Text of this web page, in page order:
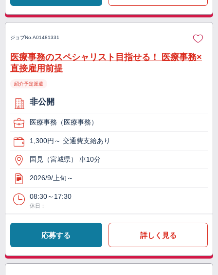
ジョブNo. A01481331
医療事務のスペシャリスト目指せる！ 医療事務×
直接雇用前提
紹介予定派遣
非公開
医療事務（医療事務）
1,300円～ 交通費支給あり
国見（宮城県） 車10分
2026/9/上旬～
08:30～17:30
休日：
応募する 詳しく見る